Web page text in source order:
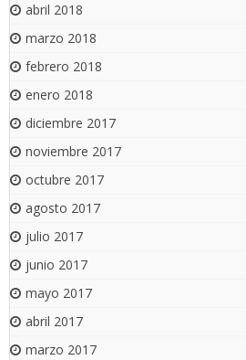
abril 2018
marzo 2018
febrero 2018
enero 2018
diciembre 2017
noviembre 2017
octubre 2017
agosto 2017
julio 2017
junio 2017
mayo 2017
abril 2017
marzo 2017